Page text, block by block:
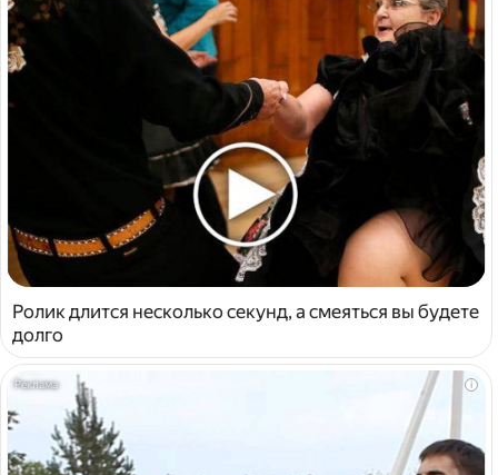
Ролик длится несколько секунд, а смеяться вы будете
долго
i